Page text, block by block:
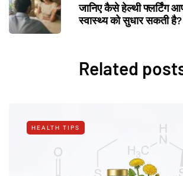
जानिए कैसे हेल्थी फ्लर्टिंग
स्वास्थ्य को सुधार सकती है?
Related
HEALTH TIPS